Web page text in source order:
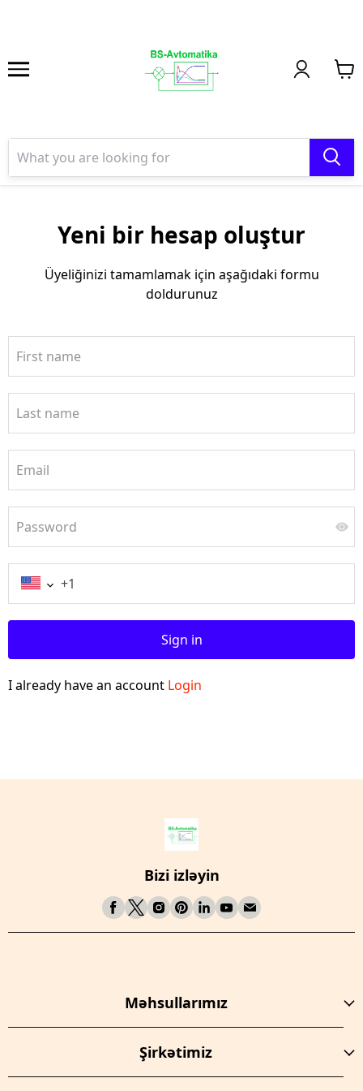
Yeni bir hesap oluştur
Üyeliğinizi tamamlamak için aşağıdaki formu
doldurunuz
First name
Last name
Email
Password
Sign in
I already have an account Login
Bizi izləyin
Məhsullarımız
Şirkətimiz